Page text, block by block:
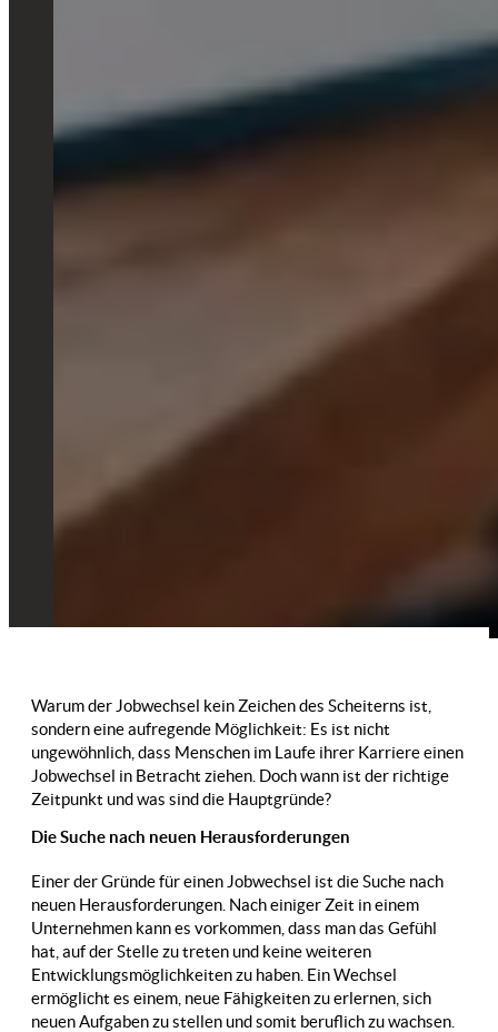
Warum der Jobwechsel kein Zeichen des Scheiterns ist,
sondern eine aufregende Möglichkeit: Es ist nicht
ungewöhnlich, dass Menschen im Laufe ihrer Karriere einen
Jobwechsel in Betracht ziehen. Doch wann ist der richtige
Zeitpunkt und was sind die Hauptgründe?
Die Suche nach neuen Herausforderungen
Einer der Gründe für einen Jobwechsel ist die Suche nach
neuen Herausforderungen. Nach einiger Zeit in einem
Unternehmen kann es vorkommen, dass man das Gefühl
hat, auf der Stelle zu treten und keine weiteren
Entwicklungsmöglichkeiten zu haben. Ein Wechsel
ermöglicht es einem, neue Fähigkeiten zu erlernen, sich
neuen Aufgaben zu stellen und somit beruflich zu wachsen.